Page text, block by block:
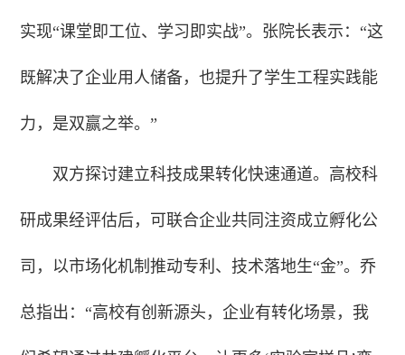
实现“课堂即工位、学习即实战”。张院长表示：“这
既解决了企业用人储备，也提升了学生工程实践能
力，是双赢之举。”
双方探讨建立科技成果转化快速通道。高校科
研成果经评估后，可联合企业共同注资成立孵化公
司，以市场化机制推动专利、技术落地生“金”。乔
总指出：“高校有创新源头，企业有转化场景，我